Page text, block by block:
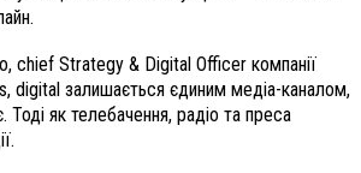
chief Strategy & Digital Officer компанії
digital залишається єдиним медіа-каналом,
Тоді як телебачення, радіо та преса